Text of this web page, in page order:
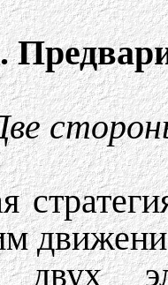
двух